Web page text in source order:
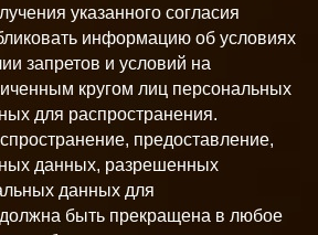
указанного согласия
информацию об условиях
запретов и условий на
кругом лиц персональных
для распространения.
предоставление,
данных, разрешенных
данных для
быть прекращена в любое